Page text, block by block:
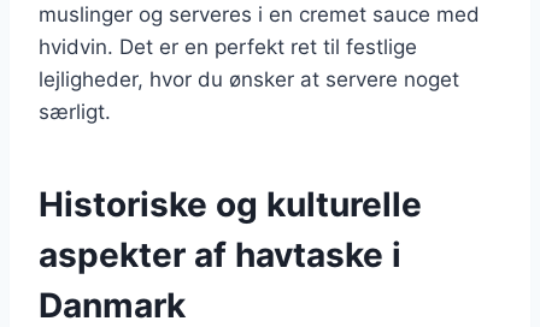
muslinger og serveres i en cremet sauce med
hvidvin. Det er en perfekt ret til festlige
lejligheder, hvor du ønsker at servere noget
særligt.
Historiske og kulturelle
aspekter af havtaske i
Danmark